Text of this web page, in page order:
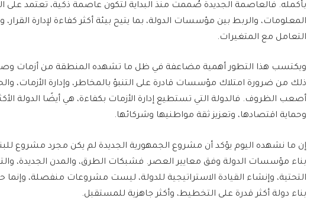
بأكمله. فالعاصمة الجديدة صُممت منذ البداية لتكون عاصمة ذكية، تعتمد على
المعلومات، والربط بين مؤسسات الدولة، بما يتيح بيئة أكثر كفاءة لإدارة القرار،
التعامل مع المتغيرات.
ويكتسب هذا التطور أهمية مضاعفة في ظل ما تشهده المنطقة من أزمات
ذلك من ضرورة امتلاك مؤسسات قادرة على التنبؤ بالمخاطر، وإدارة الأزمات،
أصعب الظروف. فالدولة التي تستطيع إدارة الأزمات بكفاءة، هي أيضًا الدولة
وحماية اقتصادها، وتعزيز ثقة مواطنيها وشركائها.
إن ما نشهده اليوم يؤكد أن مشروع الجمهورية الجديدة لم يكن مجرد مشروع
بناء مؤسسات الدولة وفق معايير العصر. فشبكات الطرق، والمدن الجديدة،
التحتية، وإنشاء القيادة الاستراتيجية للدولة، ليست مشروعات منفصلة،
بناء دولة أكثر قدرة على التخطيط، وأكثر جاهزية للمستقبل.